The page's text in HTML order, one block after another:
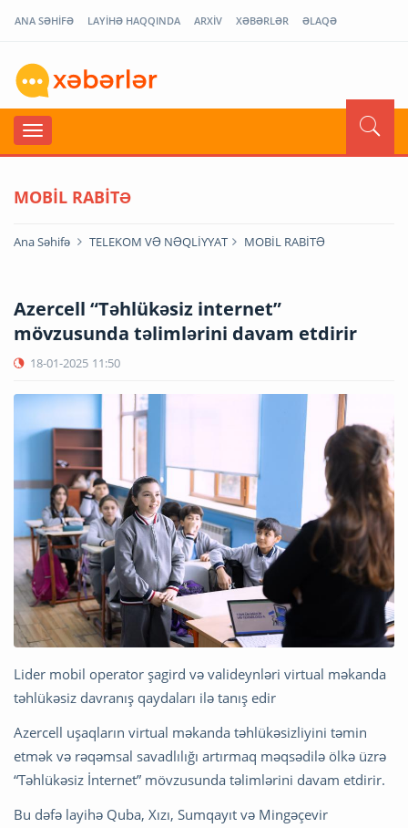
ANA SƏHİFƏ LAYİHƏ HAQQINDA ARXİV XƏBƏRLƏR ƏLAQƏ
MOBİL RABİTƏ
Ana Səhifə TELEKOM VƏ NƏQLİYYAT MOBİL RABİTƏ
Azercell “Təhlükəsiz internet”
mövzusunda təlimlərini davam etdirir
18-01-2025 11:50
Lider mobil operator şagird və valideynləri virtual məkanda
təhlükəsiz davranış qaydaları ilə tanış edir
Azercell uşaqların virtual məkanda təhlükəsizliyini təmin
etmək və rəqəmsal savadlılığı artırmaq məqsədilə ölkə üzrə
“Təhlükəsiz İnternet” mövzusunda təlimlərini davam etdirir.
Bu dəfə layihə Quba, Xızı, Sumqayıt və Mingəçevir